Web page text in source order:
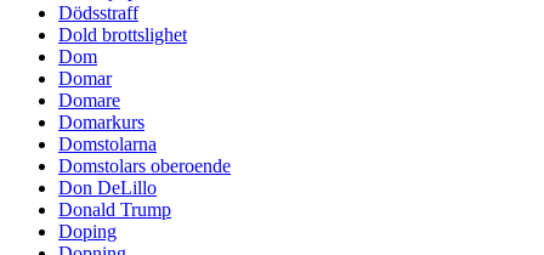
Dödsstraff
Dold brottslighet
Dom
Domar
Domare
Domarkurs
Domstolarna
Domstolars oberoende
Don DeLillo
Donald Trump
Doping